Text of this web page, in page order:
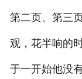
第二页、第三
观，花半响的
于一开始他没